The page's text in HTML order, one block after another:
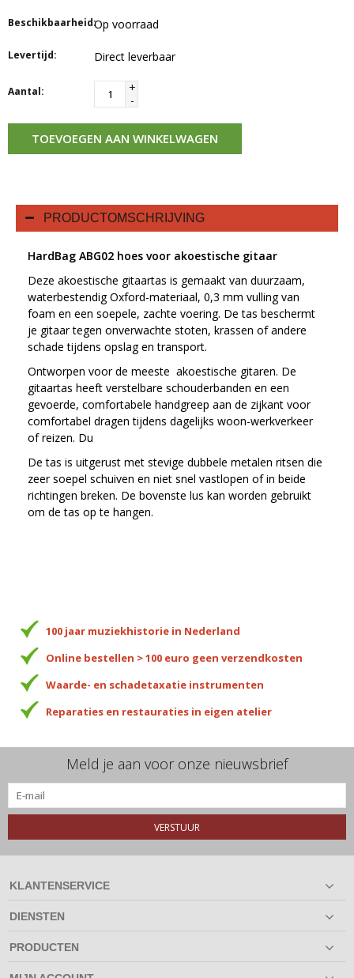
Beschikbaarheid:Op voorraad
Levertijd: Direct leverbaar
Aantal:
+
-
TOEVOEGEN AAN WINKELWAGEN
PRODUCTOMSCHRIJVING
HardBag ABG02 hoes voor akoestische gitaar
Deze akoestische gitaartas is gemaakt van duurzaam,
waterbestendig Oxford-materiaal, 0,3 mm vulling van
foam en een soepele, zachte voering. De tas beschermt
je gitaar tegen onverwachte stoten, krassen of andere
schade tijdens opslag en transport.
Ontworpen voor de meeste akoestische gitaren. De
gitaartas heeft verstelbare schouderbanden en een
gevoerde, comfortabele handgreep aan de zijkant voor
comfortabel dragen tijdens dagelijks woon-werkverkeer
of reizen. Du
De tas is uitgerust met stevige dubbele metalen ritsen die
zeer soepel schuiven en niet snel vastlopen of in beide
richtingen breken. De bovenste lus kan worden gebruikt
om de tas op te hangen.
100 jaar muziekhistorie in Nederland
Online bestellen > 100 euro geen verzendkosten
Waarde- en schadetaxatie instrumenten
Reparaties en restauraties in eigen atelier
Meld je aan voor onze nieuwsbrief
VERSTUUR
KLANTENSERVICE
DIENSTEN
PRODUCTEN